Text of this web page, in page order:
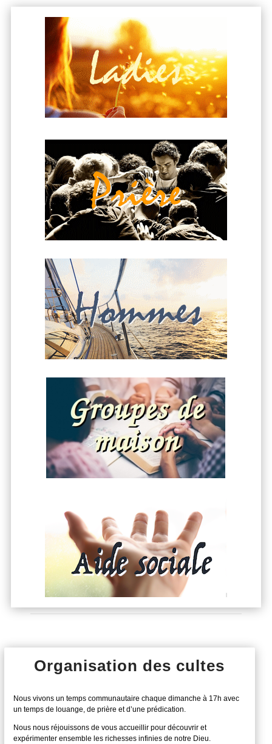
Esaïe 22
Organisation des cultes
Nous vivons un temps communautaire chaque dimanche à 17h avec
un temps de louange, de prière et d’une prédication.
Nous nous réjouissons de vous accueillir pour découvrir et
expérimenter ensemble les richesses infinies de notre Dieu.